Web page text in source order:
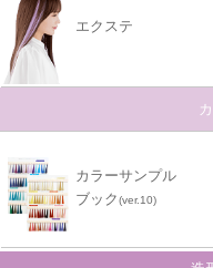
エクステ
カラーサンプル
ブック(ver.10)